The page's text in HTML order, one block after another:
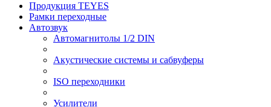
Продукция TEYES
Рамки переходные
Автозвук
Автомагнитолы 1/2 DIN
Акустические системы и сабвуферы
ISO переходники
Усилители